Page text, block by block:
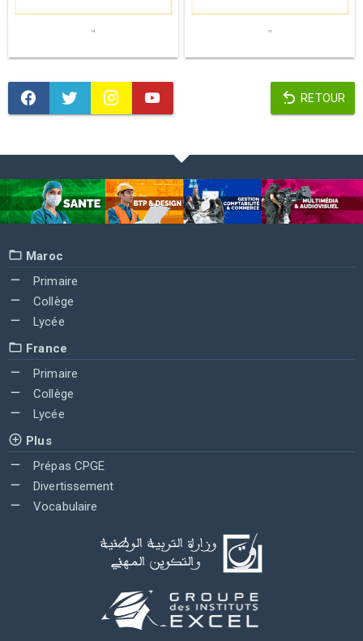
RETOUR
Maroc
Primaire
Collège
Lycée
France
Primaire
Collège
Lycée
Plus
Prépas CPGE
Divertissement
Vocabulaire